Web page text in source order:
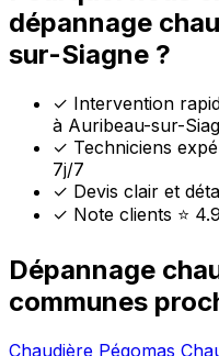
dépannage
sur-Siagne ?
✓ Intervention
à Auribeau-sur-
✓ Techniciens
7j/7
✓ Devis clair et
✓ Note clients ⭐
Dépannage
communes
Chaudière Pégomas